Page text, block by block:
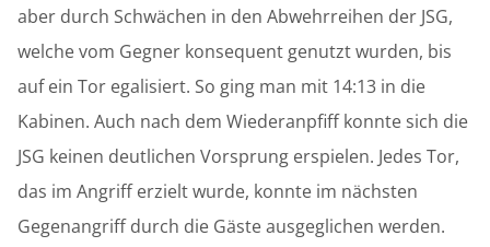
aber durch Schwächen in den Abwehrreihen der JSG,
welche vom Gegner konsequent genutzt wurden, bis
auf ein Tor egalisiert. So ging man mit 14:13 in die
Kabinen. Auch nach dem Wiederanpfiff konnte sich die
JSG keinen deutlichen Vorsprung erspielen. Jedes Tor,
das im Angriff erzielt wurde, konnte im nächsten
Gegenangriff durch die Gäste ausgeglichen werden.